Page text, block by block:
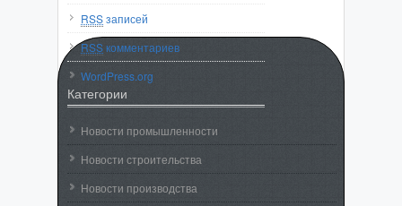
RSSзаписей
RSSкомментариев
WordPress.org
Категории
Новости промышленности
Новости строительства
Новости производства